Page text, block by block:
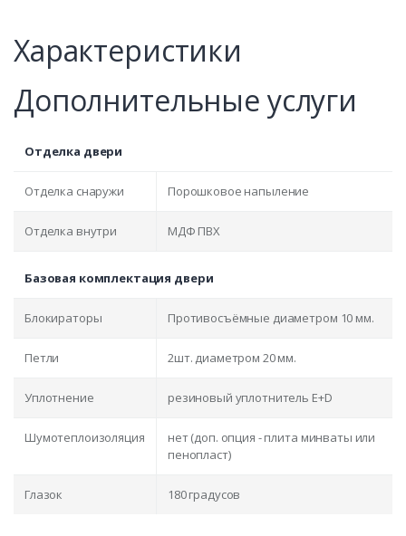
Характеристики
Дополнительные услуги
Отделка двери
Отделка снаружи Порошковое напыление
Отделка внутри МДФ ПВХ
Базовая комплектация двери
Блокираторы Противосъёмные диаметром 10 мм.
Петли 2шт. диаметром 20 мм.
Уплотнение резиновый уплотнитель E+D
Шумотеплоизоляция
нет (доп. опция - плита минваты или
пенопласт)
Глазок 180 градусов